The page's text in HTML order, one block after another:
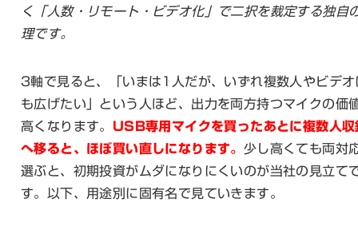
く「人数・リモート・ビデオ化」で二択を裁定する独自
理です。
3軸で見ると、「いまは1人だが、いずれ複数人やビデオ
も広げたい」という人ほど、出力を両方持つマイクの価
高くなります。 USB専用マイクを買ったあとに複数人収
へ移ると、ほぼ買い直しになります。 少し高くても両対
選ぶと、初期投資がムダになりにくいのが当社の見立て
す。以下、用途別に固有名で見ていきます。